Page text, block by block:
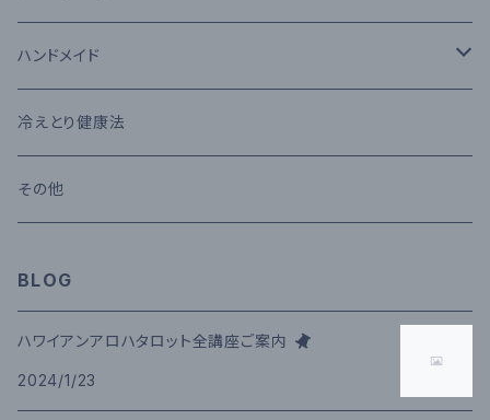
タロットカード
セッション
メール鑑定
ハンドメイド
コモクロス
その他
冷えとり健康法
その他
BLOG
ハワイアンアロハタロット全講座ご案内
2024/1/23